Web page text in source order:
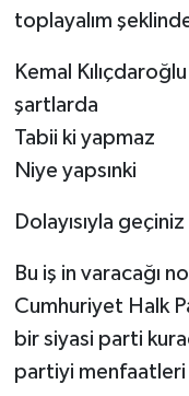
toplayalım
Kemal
şartlarda
Tabii ki yapmaz
Niye yapsınki
Dolayısıyla geçiniz
Bu iş in varacağı
Cumhuriyet Halk
bir siyasi parti
partiyi